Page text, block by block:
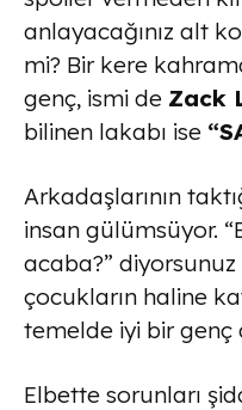
anlayacağınız alt
mi? Bir kere
genç, ismi de Zack
bilinen lakabı ise
Arkadaşlarının
insan gülümsüyor.
acaba?”
çocukların haline
temelde iyi bir genç
Elbette sorunları